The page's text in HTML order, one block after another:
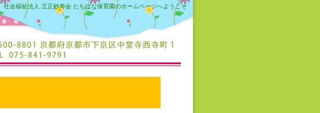
社会福祉法人 立正妙寿会 たちばな保育園のホームページへようこそ